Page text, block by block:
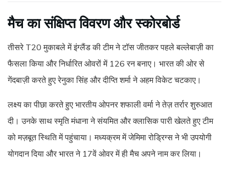
मैच का संक्षिप्त विवरण और स्कोरबोर्ड
तीसरे T20 मुकाबले में इंग्लैंड की टीम ने टॉस जीतकर पहले बल्लेबाज़ी का
फैसला किया और निर्धारित ओवरों में 126 रन बनाए। भारत की ओर से
गेंदबाज़ी करते हुए रेनुका सिंह और दीप्ति शर्मा ने अहम विकेट चटकाए।
लक्ष्य का पीछा करते हुए भारतीय ओपनर शफाली वर्मा ने तेज़ तर्रार शुरुआत
दी। उनके साथ स्मृति मंधाना ने संयमित और क्लासिक पारी खेलते हुए टीम
को मज़बूत स्थिति में पहुंचाया। मध्यक्रम में जेमिमा रोड्रिग्स ने भी उपयोगी
योगदान दिया और भारत ने 17वें ओवर में ही मैच अपने नाम कर लिया।